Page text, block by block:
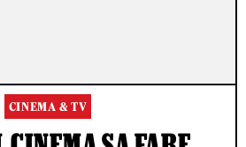
CINEMA & TV